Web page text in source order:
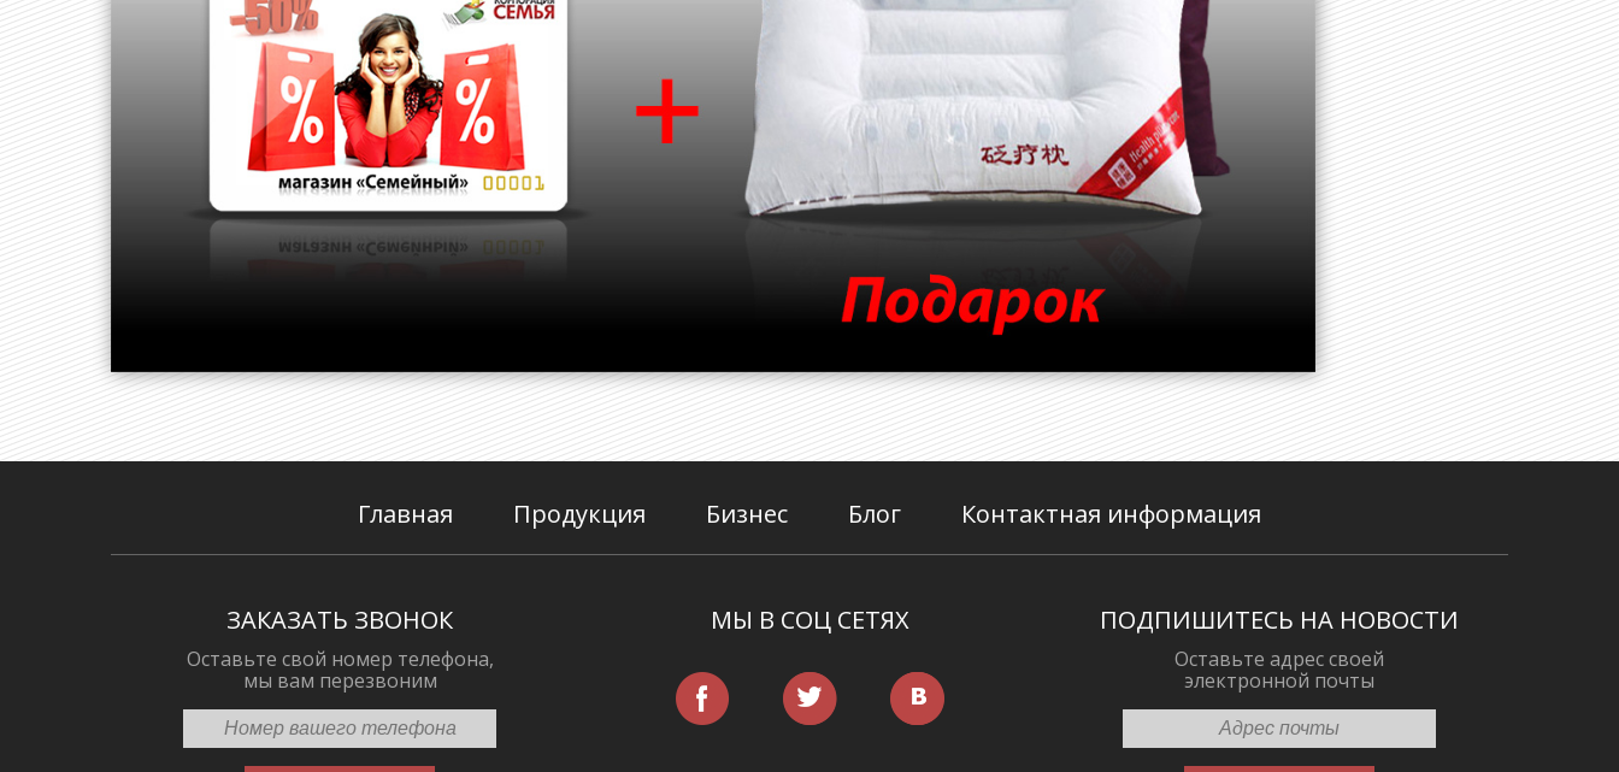
Главная Продукция Бизнес Блог Контактная информация
ЗАКАЗАТЬ ЗВОНОК
Оставьте свой номер телефона,
мы вам перезвоним
МЫ В СОЦ СЕТЯХ ПОДПИШИТЕСЬ НА НОВОСТИ
Оставьте адрес своей
электронной почты